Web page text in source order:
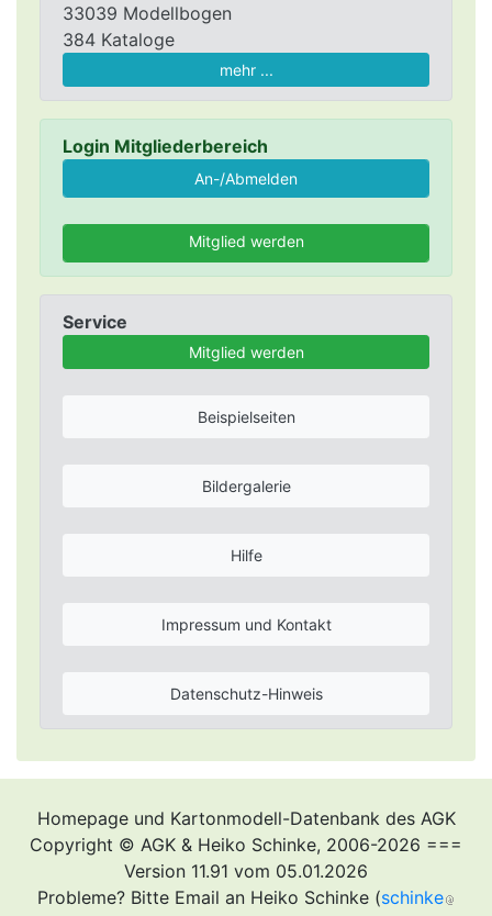
33039 Modellbogen
384 Kataloge
mehr ...
Login Mitgliederbereich
Mitglied werden
Service
Mitglied werden
Beispielseiten
Bildergalerie
Hilfe
Impressum und Kontakt
Datenschutz-Hinweis
Homepage und Kartonmodell-Datenbank des AGK
Copyright © AGK & Heiko Schinke, 2006-2026 ===
Version 11.91 vom 05.01.2026
Probleme? Bitte Email an Heiko Schinke (schinke